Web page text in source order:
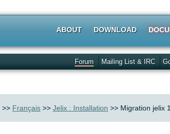
ABOUT DOWNLOAD
Forum Mailing List & IRC
>> Français >>Jelix : Installation >> Migration jelix